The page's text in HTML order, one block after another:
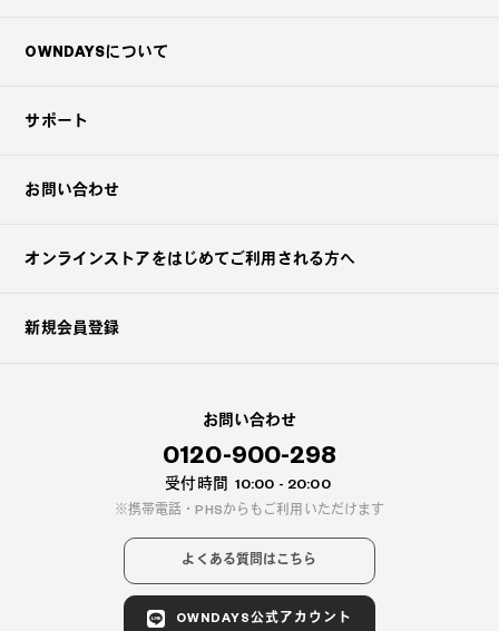
OWNDAYSについて
サポート
お問い合わせ
オンラインストアをはじめてご利用される方へ
新規会員登録
お問い合わせ
0120-900-298
受付時間 10:00 - 20:00
携帯電話・PHSからもご利用いただけます
よくある質問はこちら
OWNDAYS公式アカウント